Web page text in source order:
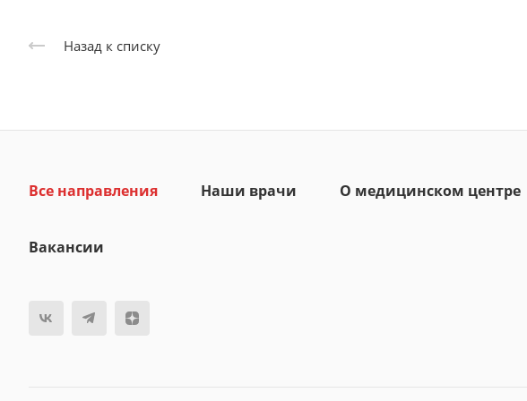
Назад к списку
Все направления Наши врачи О медицинском центре
Вакансии